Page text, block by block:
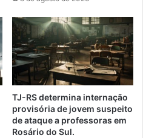
TJ-RS determina internação
provisória de jovem suspeito
de ataque a professoras em
Rosário do Sul.